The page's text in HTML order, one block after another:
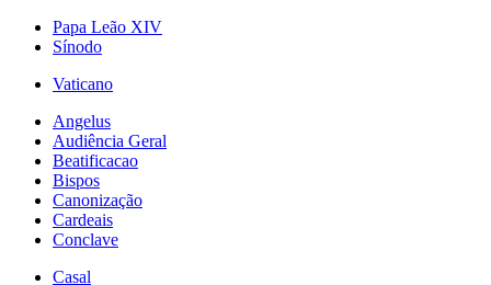
Papa Leão XIV
Sínodo
Vaticano
Angelus
Audiência Geral
Beatificacao
Bispos
Canonização
Cardeais
Conclave
Casal